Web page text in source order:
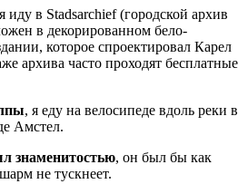
иду в Stadsarchief (городской архив
в декорированном бело-
которое спроектировал Карел
архива часто проходят бесплатные
, я еду на велосипеде вдоль реки в
Амстел.
знаменитостью, он был бы как
не тускнеет.